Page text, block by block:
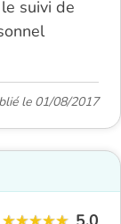
suivi de
le 01/08/2017